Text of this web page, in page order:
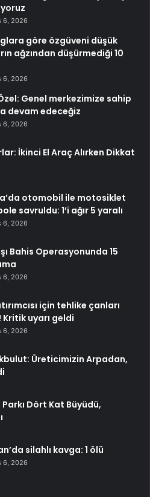
6, 2026
göre özgüveni düşük
ağzından düşürmediği 10
6, 2026
Genel merkezimize sahip
devam edeceğiz
6, 2026
İkinci El Araç Alırken Dikkat
otomobil ile motosiklet
savruldu: 1’i ağır 5 yaralı
6, 2026
Bahis Operasyonunda 15
6, 2026
için tehlike çanları
Kritik uyarı geldi
6, 2026
Üreticimizin Arpadan,
Dört Kat Büyüdü,
silahlı kavga: 1 ölü
6, 2026